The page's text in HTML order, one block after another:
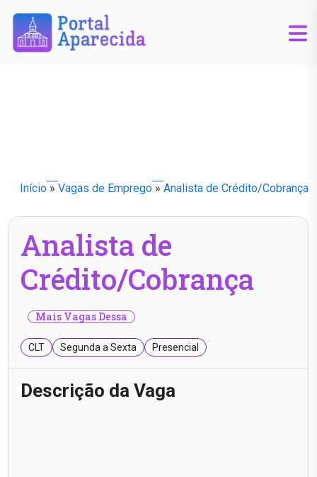
Início » Vagas de Emprego » Analista de Crédito/Cobrança
Analista de
Crédito/Cobrança
Mais Vagas Dessa
CLT Segunda a Sexta Presencial
Descrição da Vaga